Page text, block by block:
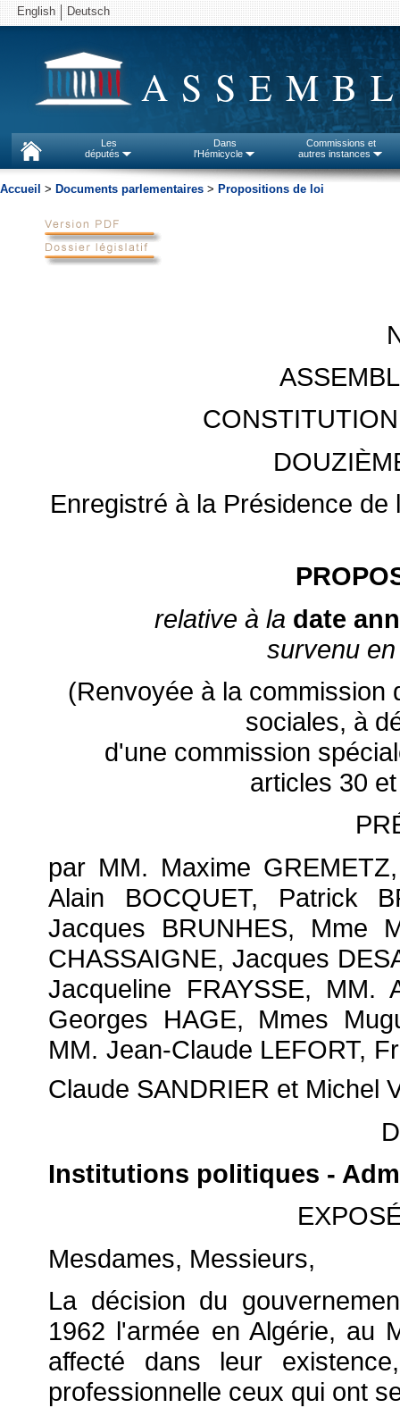
English Deutsch
Les
députés
Dans
l'Hémicycle
Commissions et
autres instances
Accueil > Documents parlementaires > Propositions de loi
Enregistré à la Présidence
relative à la date
survenu
(Renvoyée à la commission
sociales, à
d'une commission
articles 30
par MM. Maxime
Alain BOCQUET, Patrick
Jacques BRUNHES, Mme
CHASSAIGNE, Jacques
Jacqueline FRAYSSE, MM.
Georges HAGE, Mmes
MM. Jean-Claude LEFORT,
Claude SANDRIER et Michel
Institutions politiques -
Mesdames, Messieurs,
La décision du
1962 l'armée en Algérie, au
affecté dans leur
professionnelle ceux qui ont